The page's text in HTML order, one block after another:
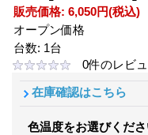
販売価格: 6,050円(税込)
オープン価格
台数: 1台
0件のレビ
在庫確認はこちら
色温度をお選びくだ